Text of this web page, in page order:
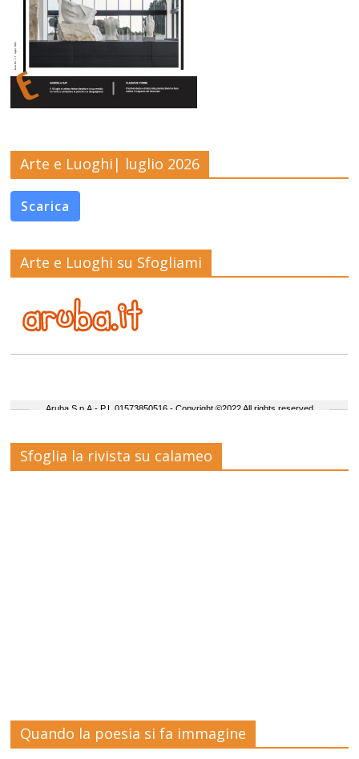
Arte e Luoghi| luglio 2026
Scarica
Arte e Luoghi su Sfogliami
Sfoglia la rivista su calameo
Quando la poesia si fa immagine